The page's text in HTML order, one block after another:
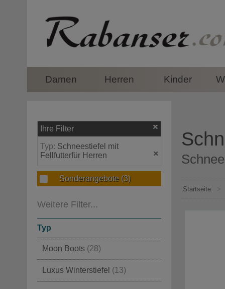
Damen Herren Kinder
Ihre Filter
Typ: Schneestiefel mit
Fellfutterfür Herren
Sonderangebote (3)
Weitere Filter...
Typ
Moon Boots (28)
Luxus Winterstiefel (13)
Startseite >